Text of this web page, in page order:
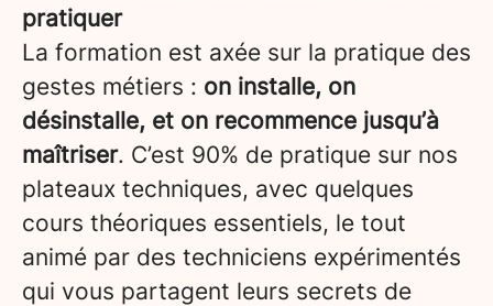
pratiquer
La formation est axée sur la pratique des
gestes métiers : on installe, on
désinstalle, et on recommence jusqu’à
maîtriser. C’est 90% de pratique sur nos
plateaux techniques, avec quelques
cours théoriques essentiels, le tout
animé par des techniciens expérimentés
qui vous partagent leurs secrets de